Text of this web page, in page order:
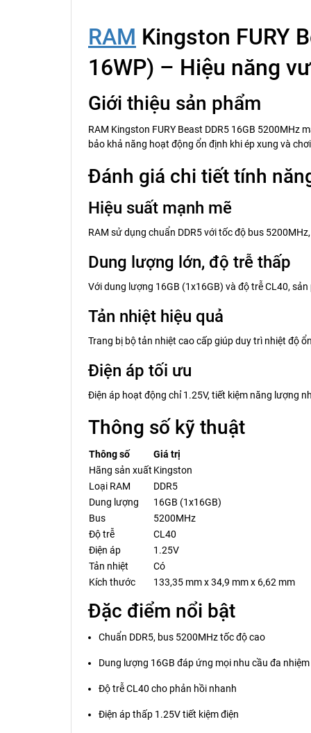
RAM Kingston FURY
16WP) – Hiệu năng
Giới thiệu sản phẩm
RAM Kingston FURY Beast DDR5 16GB
bảo khả năng hoạt động ổn định khi ép xung và
Đánh giá chi tiết tính
Hiệu suất mạnh mẽ
RAM sử dụng chuẩn DDR5 với tốc độ bus
Dung lượng lớn, độ trễ thấp
Với dung lượng 16GB (1x16GB) và độ trễ CL40,
Tản nhiệt hiệu quả
Trang bị bộ tản nhiệt cao cấp giúp duy trì nhiệt độ
Điện áp tối ưu
Điện áp hoạt động chỉ 1.25V, tiết kiệm năng lượng
Thông số kỹ thuật
Thông số
Giá trị
Hãng sản xuất Kingston
Loại RAM
DDR5
Dung lượng
16GB (1x16GB)
Bus
5200MHz
Độ trễ
CL40
Điện áp
1.25V
Tản nhiệt
Có
Kích thước
133,35 mm x 34,9 mm x 6,62 mm
Đặc điểm nổi bật
Chuẩn DDR5, bus 5200MHz tốc độ cao
Dung lượng 16GB đáp ứng mọi nhu cầu đa nhiệm
Độ trễ CL40 cho phản hồi nhanh
Điện áp thấp 1.25V tiết kiệm điện